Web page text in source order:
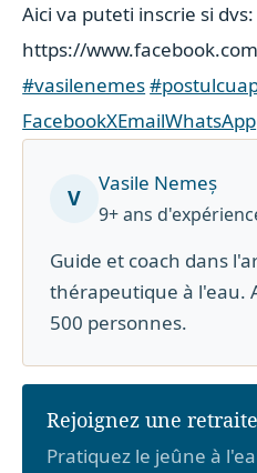
Aici va puteti inscrie si dvs:
https://
#vasilenemes
FacebookXEmailWhatsApp
V
Vasile Nemeș
9+ ans
Guide et coach dans
thérapeutique à l'eau.
500 personnes.
Rejoignez une retraite
Pratiquez le jeûne à